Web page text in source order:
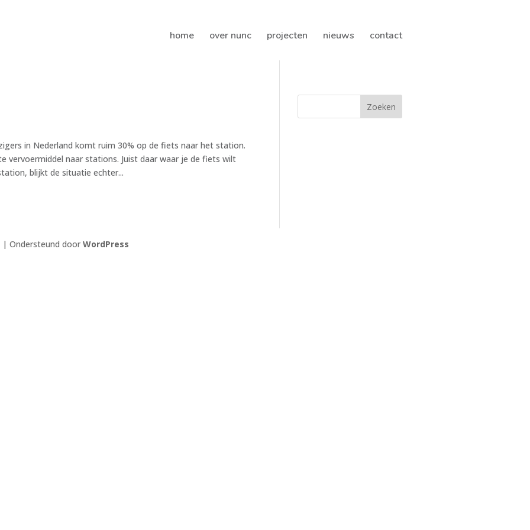
home over nunc projecten nieuws contact
in Nederland komt ruim 30% op de fiets naar het station.
vervoermiddel naar stations. Juist daar waar je de fiets wilt
blijkt de situatie echter...
| Ondersteund door WordPress